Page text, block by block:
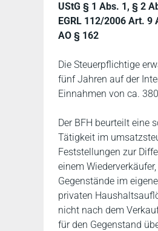
UStG § 1 Abs. 1, § 2
EGRL 112/2006 Art. 9
AO § 162
Die Steuerpflichtige
fünf Jahren auf der
Einnahmen von ca.
Der BFH beurteilt eine
Tätigkeit im
Feststellungen zur
einem
Gegenstände im
privaten
nicht nach dem
für den Gegenstand